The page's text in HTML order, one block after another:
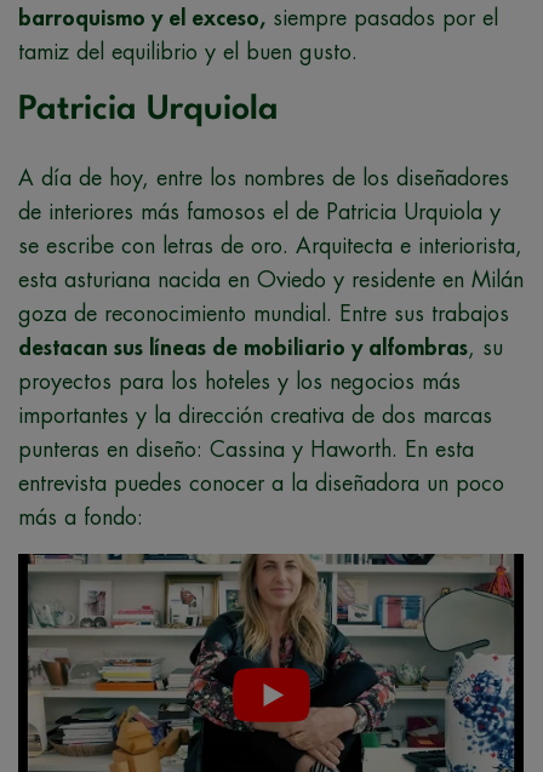
barroquismo y el exceso, siempre pasados por el
tamiz del equilibrio y el buen gusto.
Patricia Urquiola
A día de hoy, entre los nombres de los diseñadores
de interiores más famosos el de Patricia Urquiola y
se escribe con letras de oro. Arquitecta e interiorista,
esta asturiana nacida en Oviedo y residente en Milán
goza de reconocimiento mundial. Entre sus trabajos
destacan sus líneas de mobiliario y alfombras, su
proyectos para los hoteles y los negocios más
importantes y la dirección creativa de dos marcas
punteras en diseño: Cassina y Haworth. En esta
entrevista puedes conocer a la diseñadora un poco
más a fondo: